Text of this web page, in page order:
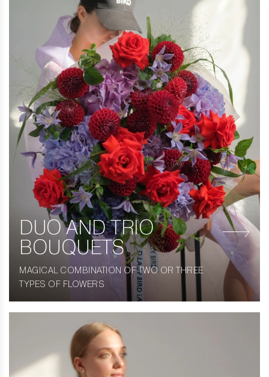
DUO AND TRIO
BOUQUETS
MAGICAL COMBINATION OF TWO OR THREE
TYPES OF FLOWERS